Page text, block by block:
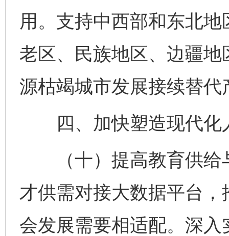
用。支持中西部和东北
老区、民族地区、边疆
源枯竭城市发展接续替
四、加快塑造现代化
（十）提高教育供给
才供需对接大数据平台
会发展需要相适配。深